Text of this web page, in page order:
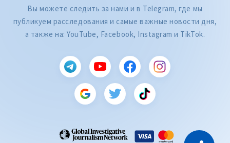
Вы можете следить за нами и в Telegram, где мы
публикуем расследования и самые важные новости дня,
а также на: YouTube, Facebook, Instagram и TikTok.
CITEȘTE